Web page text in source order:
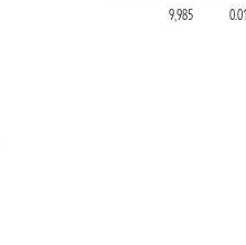
兴业养老目标日期2035
9,985